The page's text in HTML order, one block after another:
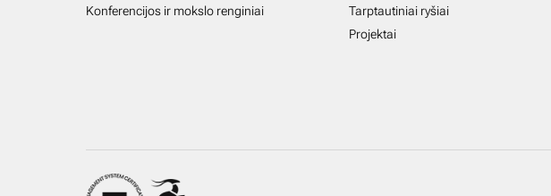
Konferencijos ir mokslo renginiai
Tarptautiniai ryšiai
Projektai